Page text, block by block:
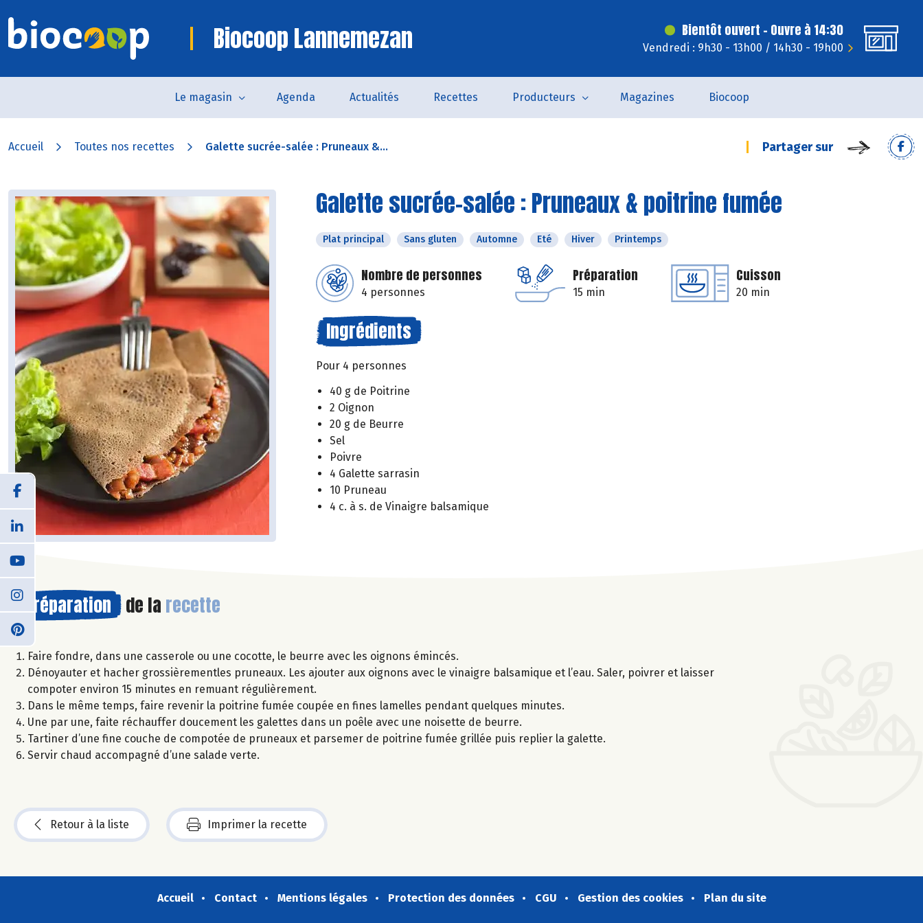
Biocoop Lannemezan Bientôt ouvert - Ouvre à 14:30
Vendredi : 9h30 - 13h00 / 14h30 - 19h00
Le magasin Agenda Actualités Recettes Producteurs Magazines Biocoop
Accueil Toutes nos recettes Galette sucrée-salée : Pruneaux &... Partager sur
Galette sucrée-salée : Pruneaux & poitrine fumée
Plat principal Sans gluten Automne Eté Hiver Printemps
Nombre de personnes
4 personnes
Préparation
15 min
Cuisson
20 min
Ingrédients
Pour 4 personnes
40 g de Poitrine
2 Oignon
20 g de Beurre
Sel
Poivre
4 Galette sarrasin
10 Pruneau
4 c. à s. de Vinaigre balsamique
Préparation de la recette
Faire fondre, dans une casserole ou une cocotte, le beurre avec les oignons émincés.
Dénoyauter et hacher grossièrementles pruneaux. Les ajouter aux oignons avec le vinaigre balsamique et l’eau. Saler, poivrer et laisser
compoter environ 15 minutes en remuant régulièrement.
Dans le même temps, faire revenir la poitrine fumée coupée en fines lamelles pendant quelques minutes.
Une par une, faite réchauffer doucement les galettes dans un poêle avec une noisette de beurre.
Tartiner d’une fine couche de compotée de pruneaux et parsemer de poitrine fumée grillée puis replier la galette.
Servir chaud accompagné d’une salade verte.
Retour à la liste Imprimer la recette
Accueil Contact Mentions légales Protection des données CGU Gestion des cookies Plan du site